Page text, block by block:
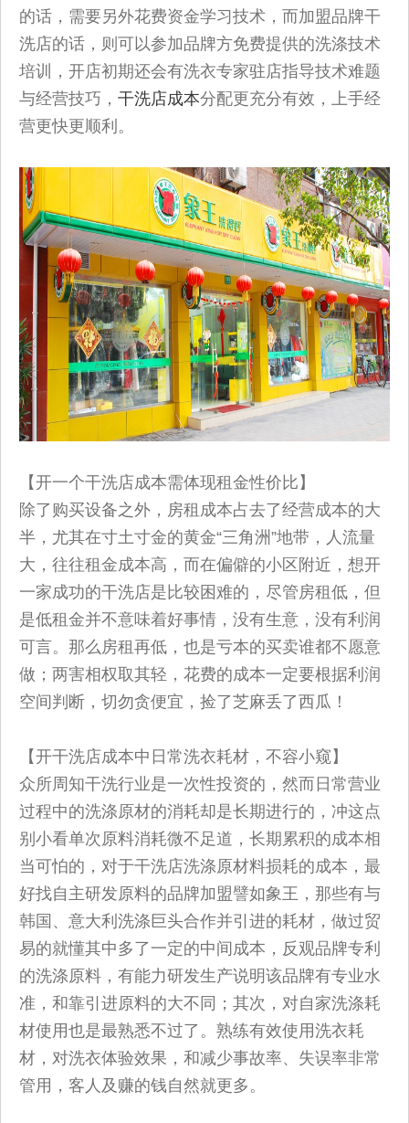
的话，需要另外花费资金学习技术，而加盟品牌干
洗店的话，则可以参加品牌方免费提供的洗涤技术
培训，开店初期还会有洗衣专家驻店指导技术难题
与经营技巧， 干洗店成本分配更充分有效，上手经
营更快更顺利。
【开一个干洗店成本需体现租金性价比】
除了购买设备之外，房租成本占去了经营成本的大
半，尤其在寸土寸金的黄金“三角洲”地带，人流量
大，往往租金成本高，而在偏僻的小区附近，想开
一家成功的干洗店是比较困难的，尽管房租低，但
是低租金并不意味着好事情，没有生意，没有利润
可言。那么房租再低，也是亏本的买卖谁都不愿意
做；两害相权取其轻，花费的成本一定要根据利润
空间判断，切勿贪便宜，捡了芝麻丢了西瓜！
【开干洗店成本中日常洗衣耗材，不容小窥】
众所周知干洗行业是一次性投资的，然而日常营业
过程中的洗涤原材的消耗却是长期进行的，冲这点
别小看单次原料消耗微不足道，长期累积的成本相
当可怕的，对于干洗店洗涤原材料损耗的成本，最
好找自主研发原料的品牌加盟譬如象王，那些有与
韩国、意大利洗涤巨头合作并引进的耗材，做过贸
易的就懂其中多了一定的中间成本，反观品牌专利
的洗涤原料，有能力研发生产说明该品牌有专业水
准，和靠引进原料的大不同；其次，对自家洗涤耗
材使用也是最熟悉不过了。熟练有效使用洗衣耗
材，对洗衣体验效果，和减少事故率、失误率非常
管用，客人及赚的钱自然就更多。